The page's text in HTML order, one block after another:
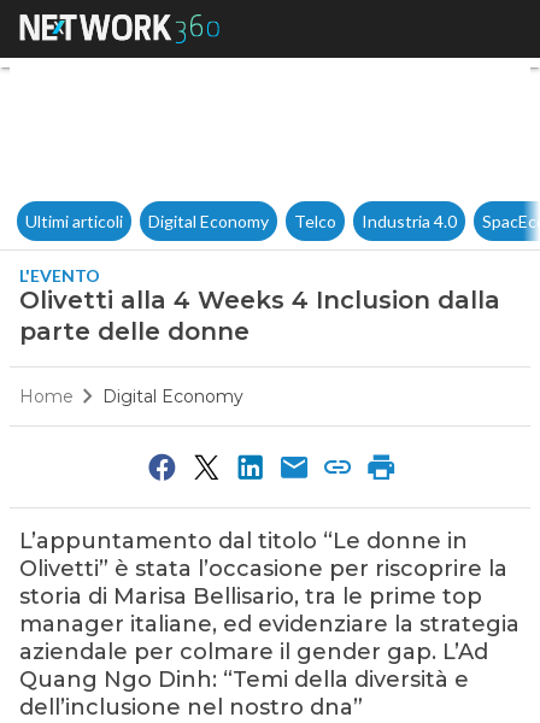
Olivetti alla 4 Weeks 4
Ultimi articoli Digital Economy Telco Industria 4.0
L'EVENTO
Olivetti alla 4 Weeks 4 Inclusion dalla
parte delle donne
Home Digital Economy
L’appuntamento dal titolo “Le donne in
Olivetti” è stata l’occasione per riscoprire la
storia di Marisa Bellisario, tra le prime top
manager italiane, ed evidenziare la strategia
aziendale per colmare il gender gap. L’Ad
Quang Ngo Dinh: “Temi della diversità e
dell’inclusione nel nostro dna”